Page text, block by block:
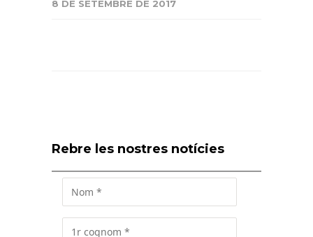
8 DE SETEMBRE DE 2017
Rebre les nostres notícies